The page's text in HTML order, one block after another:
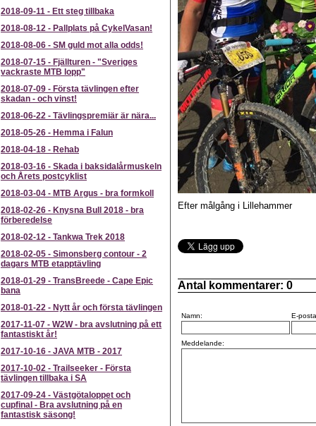
2018-09-11 - Ett steg tillbaka
2018-08-12 - Pallplats på CykelVasan!
2018-08-06 - SM guld mot alla odds!
2018-07-15 - Fjällturen - "Sveriges
vackraste MTB lopp"
2018-07-09 - Första tävlingen efter
skadan - och vinst!
2018-06-22 - Tävlingspremiär är nära...
2018-05-26 - Hemma i Falun
2018-04-18 - Rehab
2018-03-16 - Skada i baksidalårmuskeln
och Årets postcyklist
2018-03-04 - MTB Argus - bra formkoll
2018-02-26 - Knysna Bull 2018 - bra
förberedelse
2018-02-12 - Tankwa Trek 2018
2018-02-05 - Simonsberg contour - 2
dagars MTB etapptävling
2018-01-29 - TransBreede - Cape Epic
bana
2018-01-22 - Nytt år och första tävlingen
2017-11-07 - W2W - bra avslutning på ett
fantastiskt år!
2017-10-16 - JAVA MTB - 2017
2017-10-02 - Trailseeker - Första
tävlingen tillbaka i SA
2017-09-24 - Västgötaloppet och
cupfinal - Bra avslutning på en
fantastisk säsong!
Efter målgång i Lillehammer
Antal kommentarer: 0
Namn: E-
Meddelande: